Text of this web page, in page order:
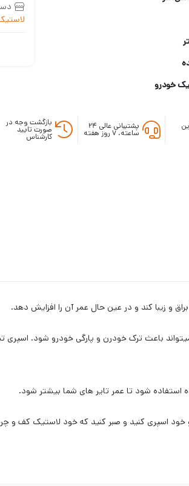
خودرو
پشتیبانی عالی ۲۴
ساعته، ۷ روز هفته
بازگشت وجه در
صورت تایید
کارشناس
باعث ترک خودرن و پارگی خودرو شود. اسپری
شود تا عمر تایر های شما بیشتر شود.
اسپری کنید و صبر کنید که خود لاستیک کف و